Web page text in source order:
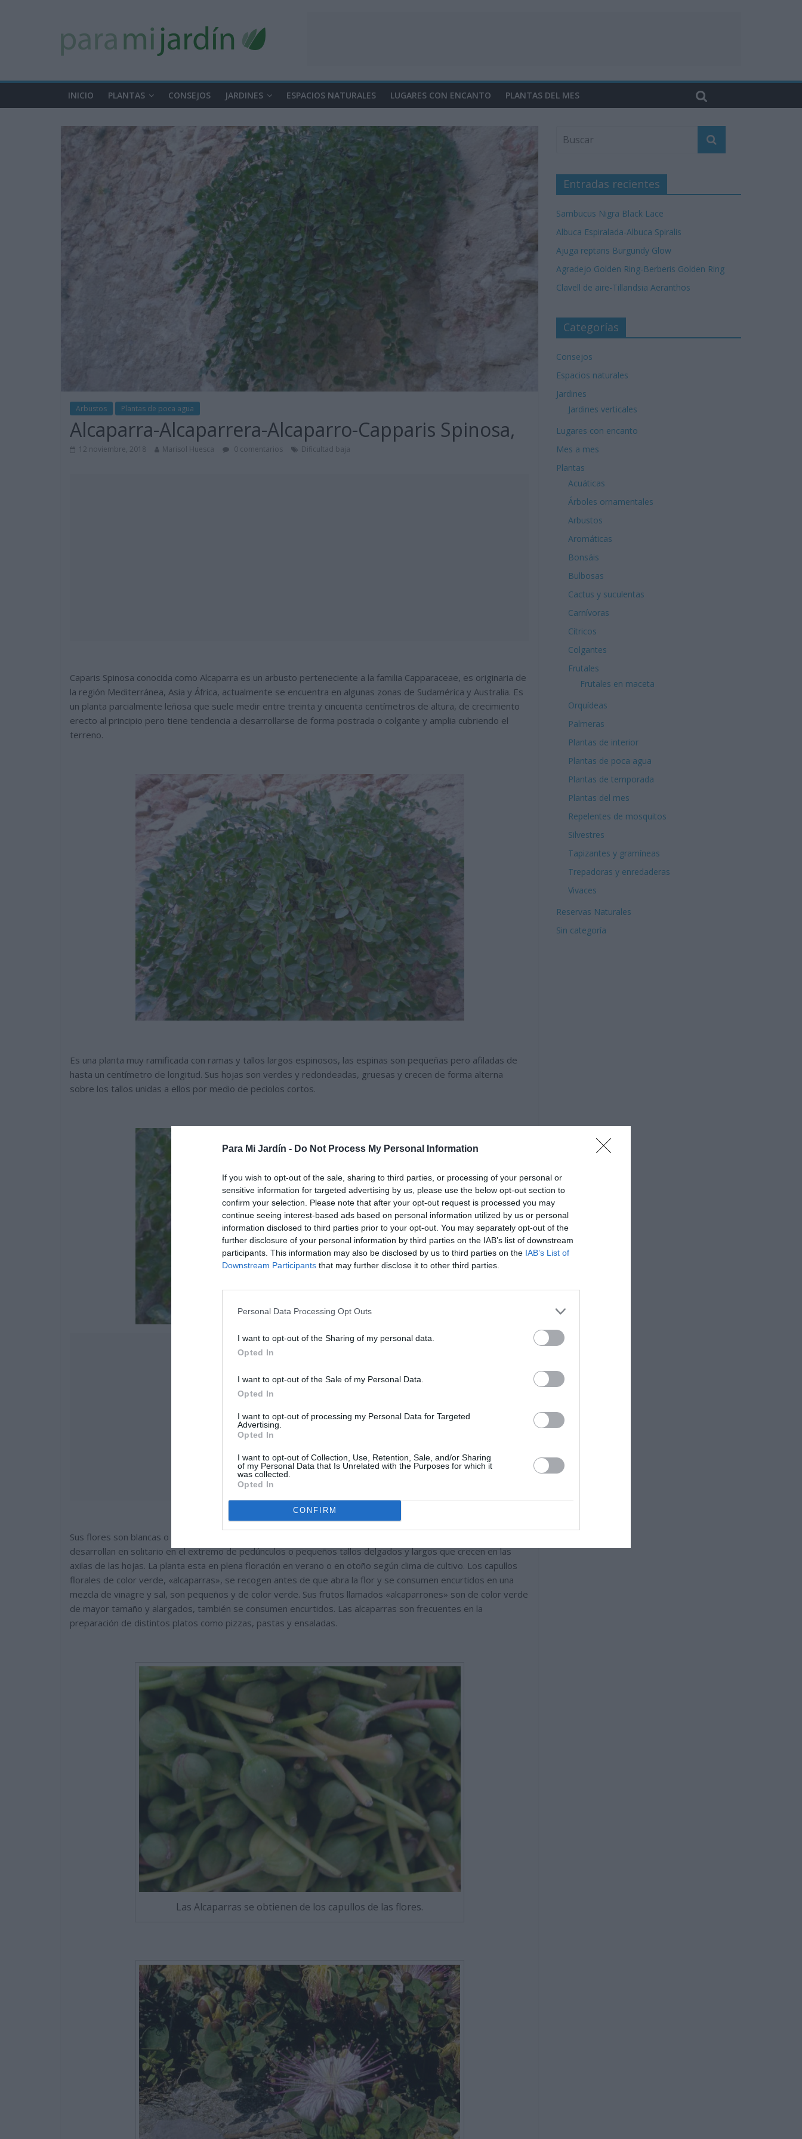
Para Mi Jardín - Do Not Process My Personal Information
If you wish to opt-out of the sale, sharing to third parties, or processing of your personal or
sensitive information for targeted advertising by us, please use the below opt-out section to
confirm your selection. Please note that after your opt-out request is processed you may
continue seeing interest-based ads based on personal information utilized by us or personal
information disclosed to third parties prior to your opt-out. You may separately opt-out of the
further disclosure of your personal information by third parties on the IAB’s list of downstream
participants. This information may also be disclosed by us to third parties on the IAB’s List of
Downstream Participants that may further disclose it to other third parties.
Personal Data Processing Opt Outs
I want to opt-out of the Sharing of my personal data.
Opted In
I want to opt-out of the Sale of my Personal Data.
Opted In
I want to opt-out of processing my Personal Data for Targeted
Advertising.
Opted In
I want to opt-out of Collection, Use, Retention, Sale, and/or Sharing
of my Personal Data that Is Unrelated with the Purposes for which it
was collected.
Opted In
CONFIRM
INICIO PLANTAS CONSEJOS JARDINES ESPACIOS NATURALES LUGARES CON ENCANTO PLANTAS DEL MES
Arbustos Plantas de poca agua
Alcaparra-Alcaparrera-Alcaparro-Capparis Spinosa,
12 noviembre, 2018 Marisol Huesca 0 comentarios Dificultad baja
Caparis Spinosa conocida como Alcaparra es un arbusto perteneciente a la familia Capparaceae, es originaria de
la región Mediterránea, Asia y África, actualmente se encuentra en algunas zonas de Sudamérica y Australia. Es
un planta parcialmente leñosa que suele medir entre treinta y cincuenta centímetros de altura, de crecimiento
erecto al principio pero tiene tendencia a desarrollarse de forma postrada o colgante y amplia cubriendo el
terreno.
Es una planta muy ramificada con ramas y tallos largos espinosos, las espinas son pequeñas pero afiladas de
hasta un centímetro de longitud. Sus hojas son verdes y redondeadas, gruesas y crecen de forma alterna
sobre los tallos unidas a ellos por medio de peciolos cortos.
Sus flores son blancas o de color rosado con cuatro pétalos y estambres de color purpura o blanco, se
desarrollan en solitario en el extremo de pedúnculos o pequeños tallos delgados y largos que crecen en las
axilas de las hojas. La planta esta en plena floración en verano o en otoño según clima de cultivo. Los capullos
florales de color verde, «alcaparras», se recogen antes de que abra la flor y se consumen encurtidos en una
mezcla de vinagre y sal, son pequeños y de color verde. Sus frutos llamados «alcaparrones» son de color verde
de mayor tamaño y alargados, también se consumen encurtidos. Las alcaparras son frecuentes en la
preparación de distintos platos como pizzas, pastas y ensaladas.
Las Alcaparras se obtienen de los capullos de las flores.
Entradas recientes
Sambucus Nigra Black Lace
Albuca Espiralada-Albuca Spiralis
Ajuga reptans Burgundy Glow
Agradejo Golden Ring-Berberis Golden Ring
Clavell de aire-Tillandsia Aeranthos
Categorías
Consejos
Espacios naturales
Jardines
Jardines verticales
Lugares con encanto
Mes a mes
Plantas
Acuáticas
Árboles ornamentales
Arbustos
Aromáticas
Bonsáis
Bulbosas
Cactus y suculentas
Carnívoras
Cítricos
Colgantes
Frutales
Frutales en maceta
Orquídeas
Palmeras
Plantas de interior
Plantas de poca agua
Plantas de temporada
Plantas del mes
Repelentes de mosquitos
Silvestres
Tapizantes y gramíneas
Trepadoras y enredaderas
Vivaces
Reservas Naturales
Sin categoría